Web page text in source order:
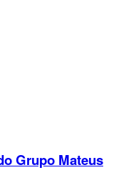
Grupo Mateus